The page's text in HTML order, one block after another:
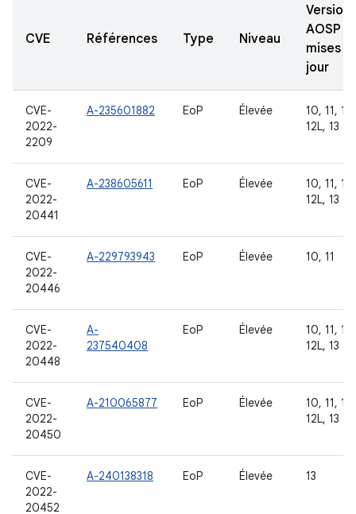
CVE Références Type Niveau
Versions
AOSP
mises à
jour
CVE-
2022-
2209
A-235601882 EoP Élevée
10, 11, 12,
12L, 13
CVE-
2022-
20441
A-238605611 EoP Élevée
10, 11, 12,
12L, 13
CVE-
2022-
20446
A-229793943 EoP Élevée 10, 11
CVE-
2022-
20448
A-
237540408
EoP Élevée
10, 11, 12,
12L, 13
CVE-
2022-
20450
A-210065877 EoP Élevée
10, 11, 12,
12L, 13
CVE-
2022-
20452
A-240138318 EoP Élevée 13